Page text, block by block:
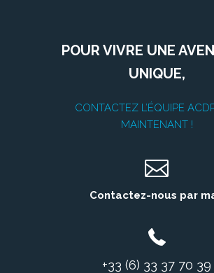
POUR VIVRE UNE
UNIQUE,
CONTACTEZ L’ÉQUIPE
MAINTENANT !
Contactez-nous par
+33 (6) 33 37 70 39